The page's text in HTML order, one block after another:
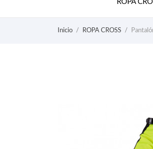
ROPA
Inicio ROPA CROSS